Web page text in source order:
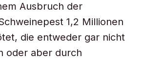
Ausbruch der
1,2 Millionen
die entweder gar nicht
oder aber durch